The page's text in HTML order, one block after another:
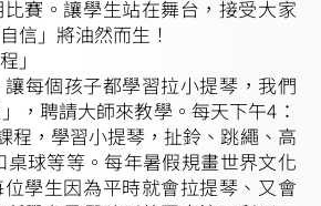
賽。讓學生站在舞台，接受大家
信」將油然而生！
」
每個孩子都學習拉小提琴，我們
，聘請大師來教學。每天下午4：
程，學習小提琴，扯鈴、跳繩、高
桌球等等。每年暑假規畫世界文化
學生因為平時就會拉提琴、又會